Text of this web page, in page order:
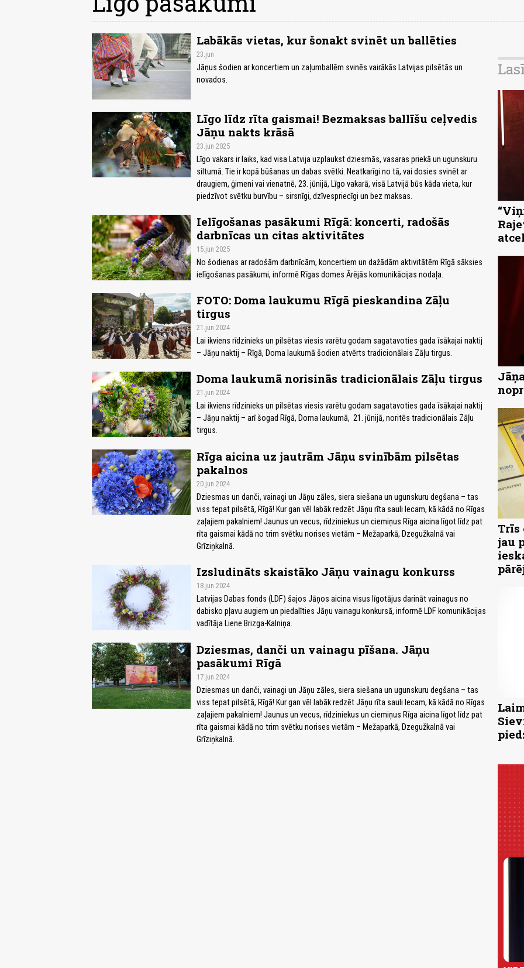
Labākās vietas, kur šonakt svinēt un ballēties
23.jun
Jāņus šodien ar koncertiem un zaļumballēm svinēs vairākās Latvijas pilsētās un
novados.
Līgo līdz rīta gaismai! Bezmaksas ballīšu ceļvedis
Jāņu nakts krāsā
23.jun 2025
Līgo vakars ir laiks, kad visa Latvija uzplaukst dziesmās, vasaras priekā un ugunskuru
siltumā. Tie ir kopā būšanas un dabas svētki. Neatkarīgi no tā, vai dosies svinēt ar
draugiem, ģimeni vai vienatnē, 23. jūnijā, Līgo vakarā, visā Latvijā būs kāda vieta, kur
piedzīvot svētku burvību – sirsnīgi, dzīvespriecīgi un bez maksas.
Ielīgošanas pasākumi Rīgā: koncerti, radošās
darbnīcas un citas aktivitātes
15.jun 2025
No šodienas ar radošām darbnīcām, koncertiem un dažādām aktivitātēm Rīgā sāksies
ielīgošanas pasākumi, informē Rīgas domes Ārējās komunikācijas nodaļa.
FOTO: Doma laukumu Rīgā pieskandina Zāļu
tirgus
21.jun 2024
Lai ikviens rīdzinieks un pilsētas viesis varētu godam sagatavoties gada īsākajai naktij
– Jāņu naktij – Rīgā, Doma laukumā šodien atvērts tradicionālais Zāļu tirgus.
Doma laukumā norisinās tradicionālais Zāļu tirgus
21.jun 2024
Lai ikviens rīdzinieks un pilsētas viesis varētu godam sagatavoties gada īsākajai naktij
– Jāņu naktij – arī šogad Rīgā, Doma laukumā, 21. jūnijā, noritēs tradicionālais Zāļu
tirgus.
Rīga aicina uz jautrām Jāņu svinībām pilsētas
pakalnos
20.jun 2024
Dziesmas un danči, vainagi un Jāņu zāles, siera siešana un ugunskuru degšana – tas
viss tepat pilsētā, Rīgā! Kur gan vēl labāk redzēt Jāņu rīta sauli lecam, kā kādā no Rīgas
zaļajiem pakalniem! Jaunus un vecus, rīdziniekus un ciemiņus Rīga aicina līgot līdz pat
rīta gaismai kādā no trim svētku norises vietām – Mežaparkā, Dzegužkalnā vai
Grīziņkalnā.
Izsludināts skaistāko Jāņu vainagu konkurss
18.jun 2024
Latvijas Dabas fonds (LDF) šajos Jāņos aicina visus līgotājus darināt vainagus no
dabisko pļavu augiem un piedalīties Jāņu vainagu konkursā, informē LDF komunikācijas
vadītāja Liene Brizga-Kalniņa.
Dziesmas, danči un vainagu pīšana. Jāņu
pasākumi Rīgā
17.jun 2024
Dziesmas un danči, vainagi un Jāņu zāles, siera siešana un ugunskuru degšana – tas
viss tepat pilsētā, Rīgā! Kur gan vēl labāk redzēt Jāņu rīta sauli lecam, kā kādā no Rīgas
zaļajiem pakalniem! Jaunus un vecus, rīdziniekus un ciemiņus Rīga aicina līgot līdz pat
rīta gaismai kādā no trim svētku norises vietām – Mežaparkā, Dzegužkalnā vai
Grīziņkalnā.
Trīs
jau